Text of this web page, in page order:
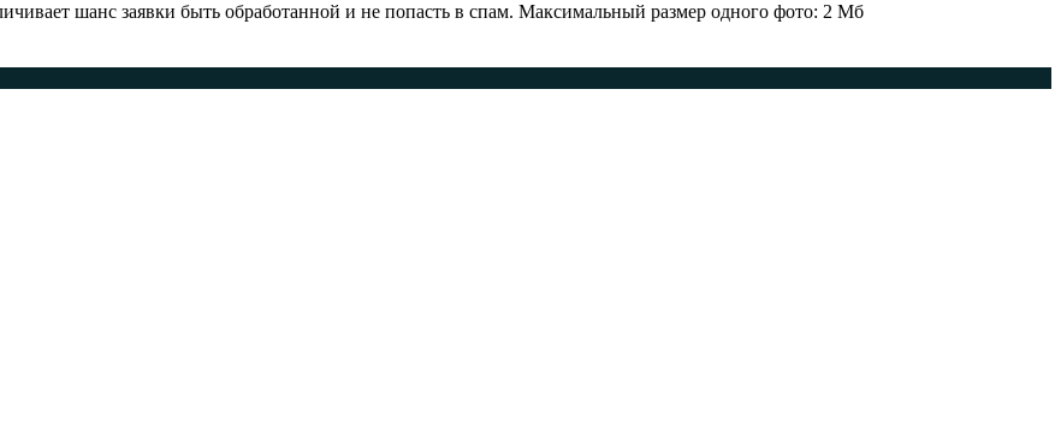
шанс заявки быть обработанной и не попасть в спам. Максимальный размер одного фото: 2 Мб